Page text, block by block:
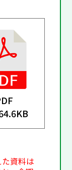
資料は